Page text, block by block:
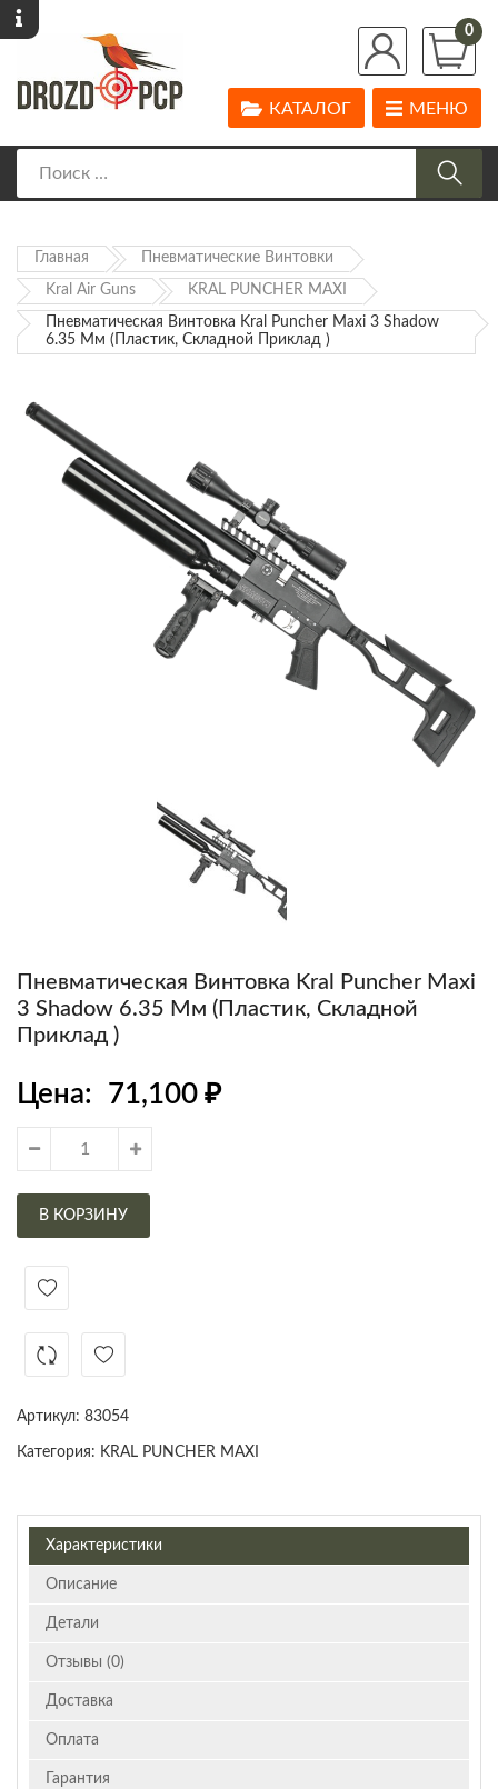
0
МЕНЮ
КАТАЛОГ
Главная Пневматические Винтовки
Kral Air Guns KRAL PUNCHER MAXI
Пневматическая Винтовка Kral Puncher Maxi 3 Shadow
6.35 Мм (пластик, Складной Приклад )
Пневматическая Винтовка Kral Puncher Maxi
3 Shadow 6.35 Мм (пластик, Складной
Приклад )
Цена: 71,100 ₽
В КОРЗИНУ
Артикул: 83054
Категория: KRAL PUNCHER MAXI
Характеристики
Описание
Детали
Отзывы (0)
Доставка
Оплата
Гарантия